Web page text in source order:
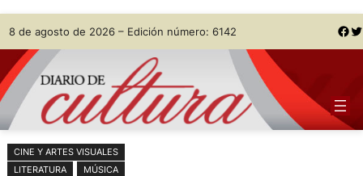
Saltar
al
contenido
Skip
to
content
8 de agosto de 2026 – Edición número: 6142 Facebook Twitter
CINE Y ARTES VISUALES
LITERATURA
MÚSICA